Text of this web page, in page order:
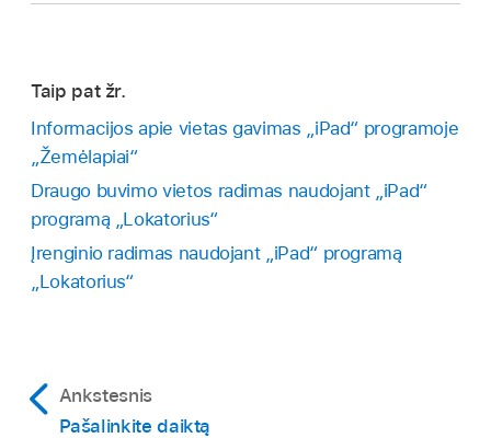
Taip pat žr.
Informacijos apie vietas gavimas „iPad“ programoje
„Žemėlapiai“
Draugo buvimo vietos radimas naudojant „iPad“
programą „Lokatorius“
Įrenginio radimas naudojant „iPad“ programą
„Lokatorius“
Ankstesnis
Pašalinkite daiktą